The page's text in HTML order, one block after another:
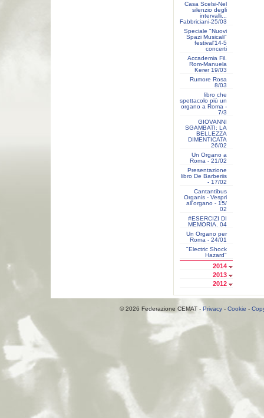
Casa Scelsi-Nel
silenzio degli
intervalli...
Fabbriciani-25/03
Speciale "Nuovi
Spazi Musicali"
festival'14-5
concerti
Accademia Fil.
Rom-Manuela
Kerer 19/03
Rumore Rosa
8/03
libro che
spettacolo più un
organo a Roma -
7/3
GIOVANNI
SGAMBATI: LA
BELLEZZA
DIMENTICATA
26/02
Un Organo a
Roma - 21/02
Presentazione
libro De Barberiis
- 17/02
Cantantibus
Organis - Vespri
all'organo - 15/
02
#ESERCIZI DI
MEMORIA. 04
Un Organo per
Roma - 24/01
"Electric Shock
Hazard"
2014
2013
2012
© 2026 Federazione CEMAT - Privacy - Cookie -